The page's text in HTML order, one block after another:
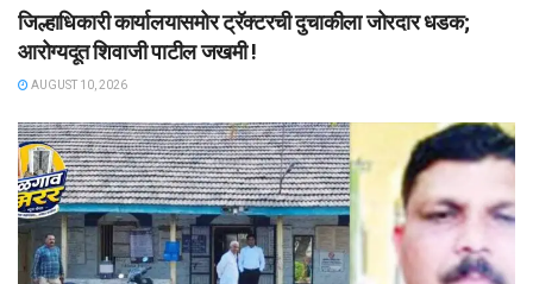
जिल्हाधिकारी कार्यालयासमोर ट्रॅक्टरची दुचाकीला जोरदार धडक;
आरोग्यदूत शिवाजी पाटील जखमी !
AUGUST 10, 2026